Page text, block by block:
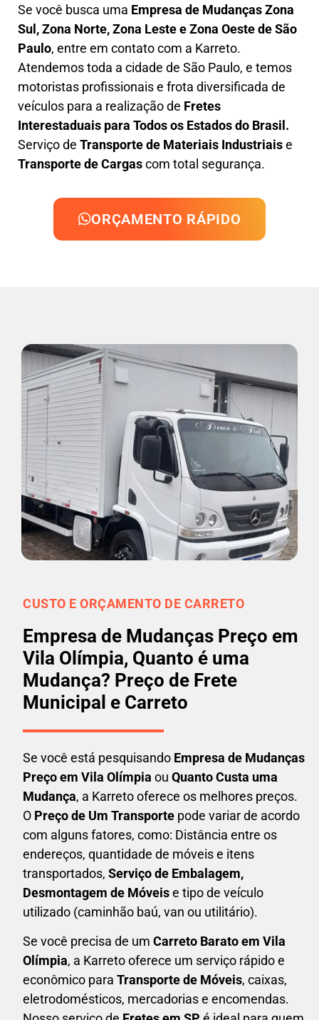
Se você busca uma Empresa de Mudanças Zona
Sul, Zona Norte, Zona Leste e Zona Oeste de São
Paulo, entre em contato com a Karreto.
Atendemos toda a cidade de São Paulo, e temos
motoristas profissionais e frota diversificada de
veículos para a realização de Fretes
Interestaduais para Todos os Estados do Brasil.
Serviço de Transporte de Materiais Industriaise
Transporte de Cargascom total segurança.
ORÇAMENTO RÁPIDO
CUSTO E ORÇAMENTO DE CARRETO
Empresa de Mudanças Preço em
Vila Olímpia, Quanto é uma
Mudança? Preço de Frete
Municipal e Carreto
Se você está pesquisando Empresa de Mudanças
Preço em Vila Olímpia ou Quanto Custa uma
Mudança, a Karreto oferece os melhores preços.
O Preço de Um Transporte pode variar de acordo
com alguns fatores, como: Distância entre os
endereços, quantidade de móveis e itens
transportados, Serviço de Embalagem,
Desmontagem de Móveise tipo de veículo
utilizado (caminhão baú, van ou utilitário).
Se você precisa de um Carreto Barato em Vila
Olímpia, a Karreto oferece um serviço rápido e
econômico para Transporte de Móveis, caixas,
eletrodomésticos, mercadorias e encomendas.